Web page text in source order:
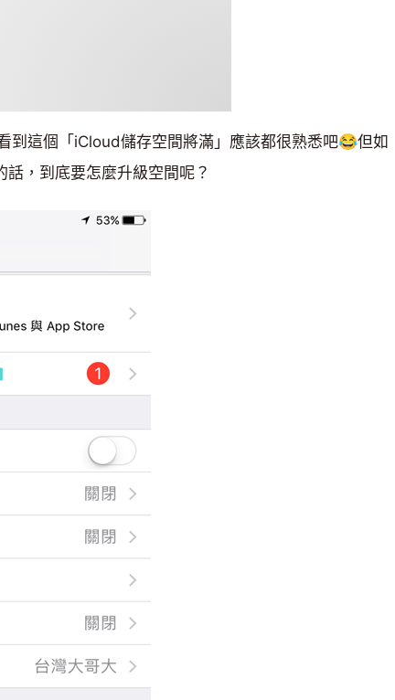
這個「iCloud儲存空間將滿」應該都很熟悉吧😂但如
，到底要怎麼升級空間呢？